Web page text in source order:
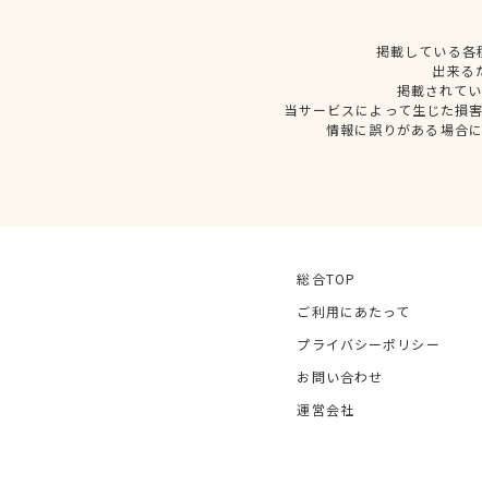
掲載している各
出来る
掲載されて
当サービスによって生じた損
情報に誤りがある場合
総合TOP
ご利用にあたって
プライバシーポリシー
お問い合わせ
運営会社